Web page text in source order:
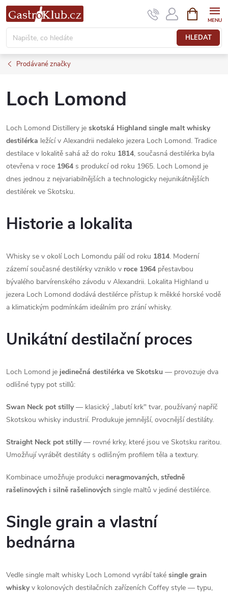
Přejít
na
obsah
HLEDAT
NÁKUPNÍ
KOŠÍK
Prodávané značky
Loch Lomond
Loch Lomond Distillery je skotská Highland single malt whisky
destilérka ležící v Alexandrii nedaleko jezera Loch Lomond. Tradice
destilace v lokalitě sahá až do roku 1814, současná destilérka byla
otevřena v roce 1964 s produkcí od roku 1965. Loch Lomond je
dnes jednou z nejvariabilnějších a technologicky nejunikátnějších
destilérek ve Skotsku.
Historie a lokalita
Whisky se v okolí Loch Lomondu pálí od roku 1814. Moderní
zázemí současné destilérky vzniklo v roce 1964 přestavbou
bývalého barvírenského závodu v Alexandrii. Lokalita Highland u
jezera Loch Lomond dodává destilérce přístup k měkké horské vodě
a klimatickým podmínkám ideálním pro zrání whisky.
Unikátní destilační proces
Loch Lomond je jedinečná destilérka ve Skotsku — provozuje dva
odlišné typy pot stillů:
Swan Neck pot stilly— klasický „labutí krk" tvar, používaný napříč
Skotskou whisky industrií. Produkuje jemnější, ovocnější destiláty.
Straight Neck pot stilly— rovné krky, které jsou ve Skotsku raritou.
Umožňují vyrábět destiláty s odlišným profilem těla a textury.
Kombinace umožňuje produkci neragmovaných, středně
rašelinových i silně rašelinových single maltů v jediné destilérce.
Single grain a vlastní
bednárna
Vedle single malt whisky Loch Lomond vyrábí také single grain
whiskyv kolonových destilačních zařízeních Coffey style — typu,